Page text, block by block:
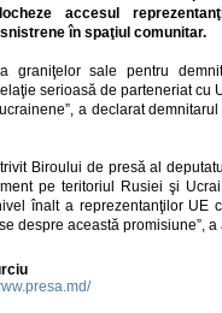
accesul
în spaţiul comunitar.
graniţelor sale pentru
serioasă de parteneriat cu
a declarat
Biroului de presă al
pe teritoriul Rusiei şi
înalt a reprezentanţilor UE
despre această promisiune”,